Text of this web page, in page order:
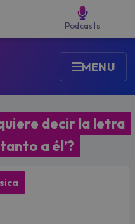
Podcasts
MENU
decir la letra
a él’?